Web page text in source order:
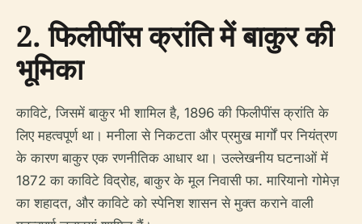
2. फिलीपींस क्रांति में बाकुर की
भूमिका
काविटे, जिसमें बाकुर भी शामिल है, 1896 की फिलीपींस क्रांति के
लिए महत्वपूर्ण था। मनीला से निकटता और प्रमुख मार्गों पर नियंत्रण
के कारण बाकुर एक रणनीतिक आधार था। उल्लेखनीय घटनाओं में
1872 का काविटे विद्रोह, बाकुर के मूल निवासी फा. मारियानो गोमेज़
का शहादत, और काविटे को स्पेनिश शासन से मुक्त कराने वाली